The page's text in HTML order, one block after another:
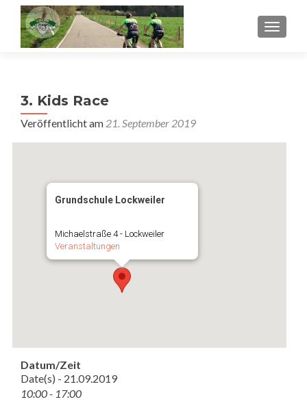
3. Kids Race
Veröffentlicht am 21. September 2019
Grundschule Lockweiler
Michaelstraße 4 - Lockweiler
Veranstaltungen
Datum/Zeit
Date(s) - 21.09.2019
10:00 - 17:00